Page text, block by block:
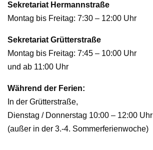
Sekretariat Hermannstraße
Montag bis Freitag: 7:30 – 12:00 Uhr
Sekretariat Grütterstraße
Montag bis Freitag: 7:45 – 10:00 Uhr
und ab 11:00 Uhr
Während der Ferien:
In der Grütterstraße,
Dienstag / Donnerstag 10:00 – 12:00 Uhr
(außer in der 3.-4. Sommerferienwoche)